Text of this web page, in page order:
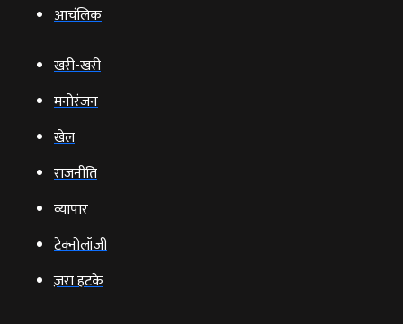
आचंलिक
खरी-खरी
मनोरंजन
खेल
राजनीति
व्‍यापार
टेक्‍नोलॉजी
ज़रा हटके